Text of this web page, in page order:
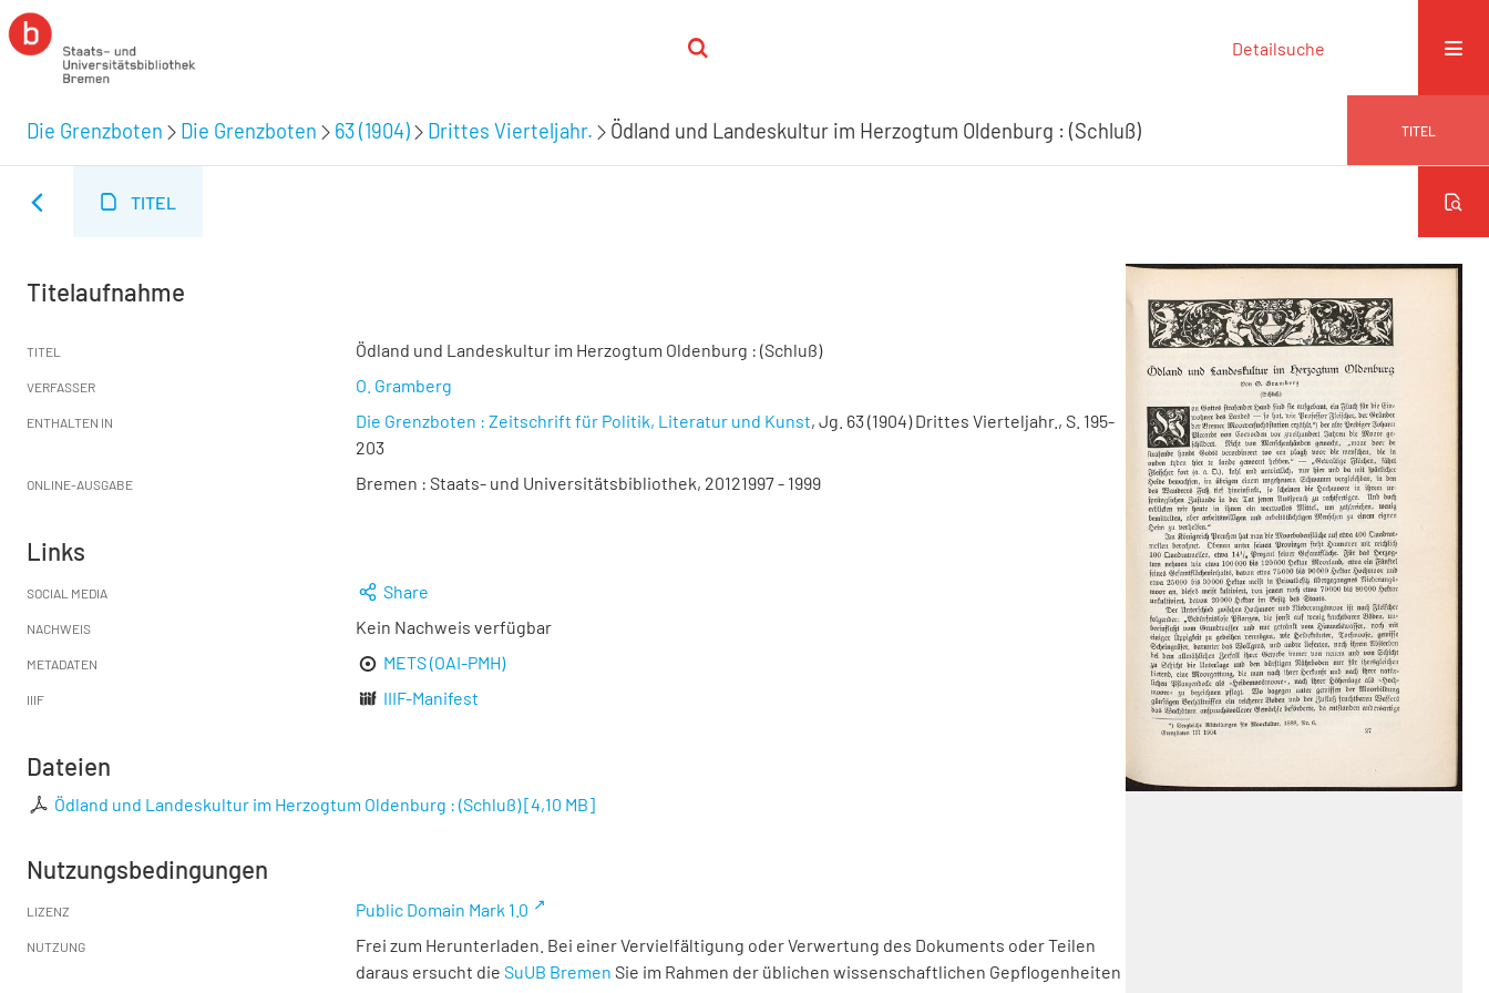
Detailsuche
Die Grenzboten Die Grenzboten 63 (1904) Drittes Vierteljahr. Ödland und Landeskultur im Herzogtum Oldenburg : (Schluß) TITEL
TITEL
Titelaufnahme
TITEL Ödland und Landeskultur im Herzogtum Oldenburg : (Schluß)
VERFASSER O. Gramberg
ENTHALTEN IN Die Grenzboten : Zeitschrift für Politik, Literatur und Kunst, Jg. 63 (1904) Drittes Vierteljahr., S. 195-
203
ONLINE-AUSGABE Bremen : Staats- und Universitätsbibliothek, 20121997 - 1999
Links
SOCIAL MEDIA Share
NACHWEIS Kein Nachweis verfügbar
METADATEN METS (OAI-PMH)
IIIF IIIF-Manifest
Dateien
Ödland und Landeskultur im Herzogtum Oldenburg : (Schluß)[4,10 MB]
Nutzungsbedingungen
LIZENZ Public Domain Mark 1.0
NUTZUNG
Frei zum Herunterladen. Bei einer Vervielfältigung oder Verwertung des Dokuments oder Teilen
daraus ersucht die SuUB Bremen Sie im Rahmen der üblichen wissenschaftlichen Gepflogenheiten